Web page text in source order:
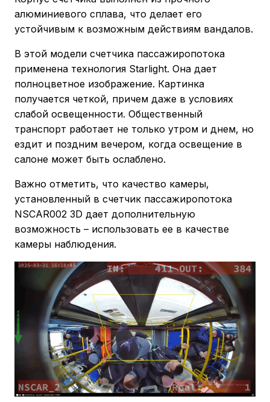
алюминиевого сплава, что делает его
устойчивым к возможным действиям вандалов.
В этой модели счетчика пассажиропотока
применена технология Starlight. Она дает
полноцветное изображение. Картинка
получается четкой, причем даже в условиях
слабой освещенности. Общественный
транспорт работает не только утром и днем, но
ездит и поздним вечером, когда освещение в
салоне может быть ослаблено.
Важно отметить, что качество камеры,
установленный в счетчик пассажиропотока
NSCAR002 3D дает дополнительную
возможность – использовать ее в качестве
камеры наблюдения.